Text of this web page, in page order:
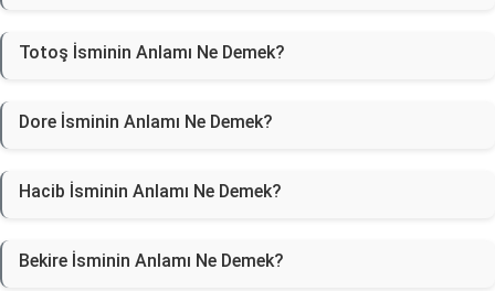
Totoş İsminin Anlamı Ne Demek?
Dore İsminin Anlamı Ne Demek?
Hacib İsminin Anlamı Ne Demek?
Bekire İsminin Anlamı Ne Demek?